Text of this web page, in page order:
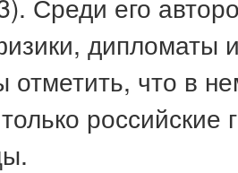
дипломаты
отметить, что в
российские